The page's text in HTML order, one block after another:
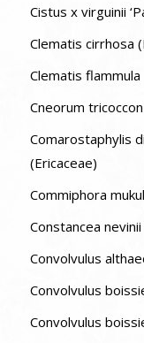
Cistus x virguinii
Clematis cirrhosa
Clematis flammula
Cneorum
Comarostaphylis
(Ericaceae)
Commiphora
Constancea nevinii
Convolvulus
Convolvulus
Convolvulus